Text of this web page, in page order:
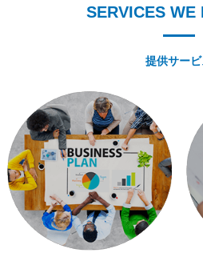
SERVICES WE
提供サービ